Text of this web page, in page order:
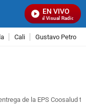
EN VIVO
Señal Visual Radio
Cali Gustavo Petro
de la EPS Coosalud